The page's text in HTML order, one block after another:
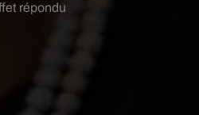
répondu